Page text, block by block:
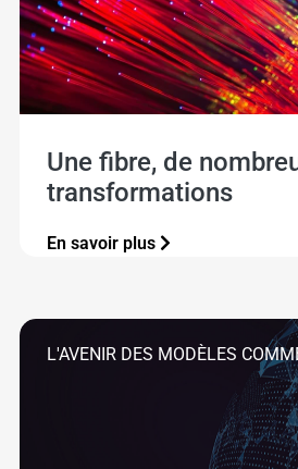
Une fibre, de
transformations
En savoir plus
L'AVENIR DES MODÈLES